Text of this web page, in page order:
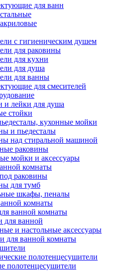
для ванн
с гигиеническим душем
для раковины
для кухни
для душа
для ванны
для смесителей
и лейки для душа
стойки
кухонные мойки
и пьедесталы
над стиральной машиной
раковины
мойки и аксессуары
комнаты
раковины
для тумб
шкафы, пеналы
комнаты
ванной комнаты
для ванной
и настольные аксессуары
для ванной комнаты
полотенцесушители
полотенцесушители